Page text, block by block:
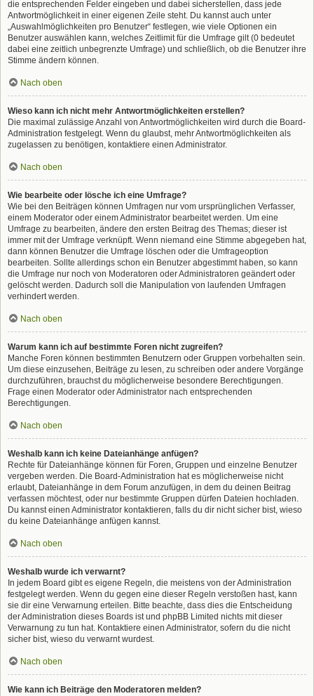
die entsprechenden Felder eingeben und dabei sicherstellen, dass jede
Antwortmöglichkeit in einer eigenen Zeile steht. Du kannst auch unter
„Auswahlmöglichkeiten pro Benutzer“ festlegen, wie viele Optionen ein
Benutzer auswählen kann, welches Zeitlimit für die Umfrage gilt (0 bedeutet
dabei eine zeitlich unbegrenzte Umfrage) und schließlich, ob die Benutzer ihre
Stimme ändern können.
Nach oben
Wieso kann ich nicht mehr Antwortmöglichkeiten erstellen?
Die maximal zulässige Anzahl von Antwortmöglichkeiten wird durch die Board-
Administration festgelegt. Wenn du glaubst, mehr Antwortmöglichkeiten als
zugelassen zu benötigen, kontaktiere einen Administrator.
Nach oben
Wie bearbeite oder lösche ich eine Umfrage?
Wie bei den Beiträgen können Umfragen nur vom ursprünglichen Verfasser,
einem Moderator oder einem Administrator bearbeitet werden. Um eine
Umfrage zu bearbeiten, ändere den ersten Beitrag des Themas; dieser ist
immer mit der Umfrage verknüpft. Wenn niemand eine Stimme abgegeben hat,
dann können Benutzer die Umfrage löschen oder die Umfrageoption
bearbeiten. Sollte allerdings schon ein Benutzer abgestimmt haben, so kann
die Umfrage nur noch von Moderatoren oder Administratoren geändert oder
gelöscht werden. Dadurch soll die Manipulation von laufenden Umfragen
verhindert werden.
Nach oben
Warum kann ich auf bestimmte Foren nicht zugreifen?
Manche Foren können bestimmten Benutzern oder Gruppen vorbehalten sein.
Um diese einzusehen, Beiträge zu lesen, zu schreiben oder andere Vorgänge
durchzuführen, brauchst du möglicherweise besondere Berechtigungen.
Frage einen Moderator oder Administrator nach entsprechenden
Berechtigungen.
Nach oben
Weshalb kann ich keine Dateianhänge anfügen?
Rechte für Dateianhänge können für Foren, Gruppen und einzelne Benutzer
vergeben werden. Die Board-Administration hat es möglicherweise nicht
erlaubt, Dateianhänge in dem Forum anzufügen, in dem du deinen Beitrag
verfassen möchtest, oder nur bestimmte Gruppen dürfen Dateien hochladen.
Du kannst einen Administrator kontaktieren, falls du dir nicht sicher bist, wieso
du keine Dateianhänge anfügen kannst.
Nach oben
Weshalb wurde ich verwarnt?
In jedem Board gibt es eigene Regeln, die meistens von der Administration
festgelegt werden. Wenn du gegen eine dieser Regeln verstoßen hast, kann
sie dir eine Verwarnung erteilen. Bitte beachte, dass dies die Entscheidung
der Administration dieses Boards ist und phpBB Limited nichts mit dieser
Verwarnung zu tun hat. Kontaktiere einen Administrator, sofern du die nicht
sicher bist, wieso du verwarnt wurdest.
Nach oben
Wie kann ich Beiträge den Moderatoren melden?